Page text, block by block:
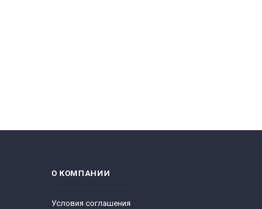
О КОМПАНИИ
Условия соглашения